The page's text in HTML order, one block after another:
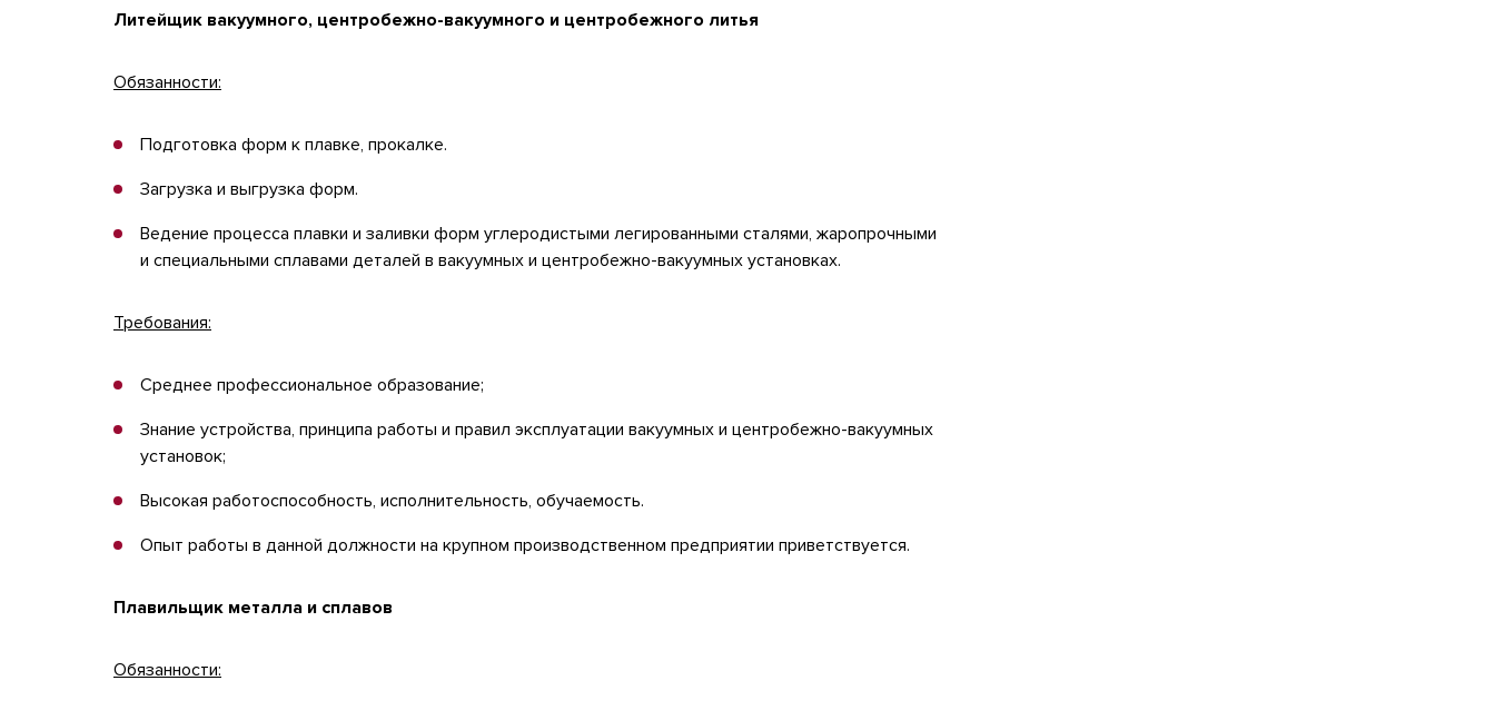
Литейщик вакуумного, центробежно-вакуумного и центробежного литья
Обязанности:
Подготовка форм к плавке, прокалке.
Загрузка и выгрузка форм.
Ведение процесса плавки и заливки форм углеродистыми легированными сталями, жаропрочными
и специальными сплавами деталей в вакуумных и центробежно-вакуумных установках.
Требования:
Среднее профессиональное образование;
Знание устройства, принципа работы и правил эксплуатации вакуумных и центробежно-вакуумных
установок;
Высокая работоспособность, исполнительность, обучаемость.
Опыт работы в данной должности на крупном производственном предприятии приветствуется.
Плавильщик металла и сплавов
Обязанности: